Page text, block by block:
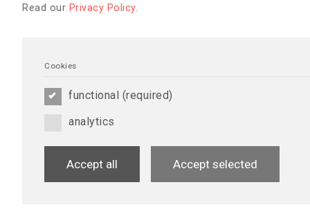
Manuel Sur Les Ultrasons Pour
Un guide de
Read our Privacy Policy.
Cookies
functional (required)
analytics
Accept all Accept selected